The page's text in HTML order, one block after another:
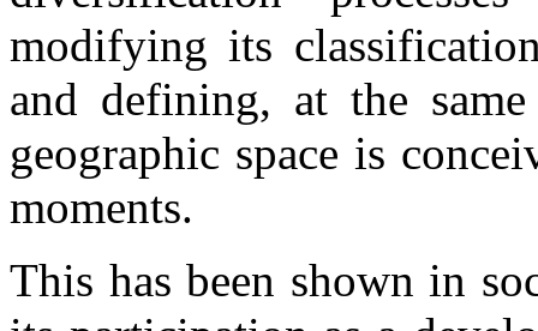
modifying its
and defining, at the
geographic space is
moments.
This has been shown in